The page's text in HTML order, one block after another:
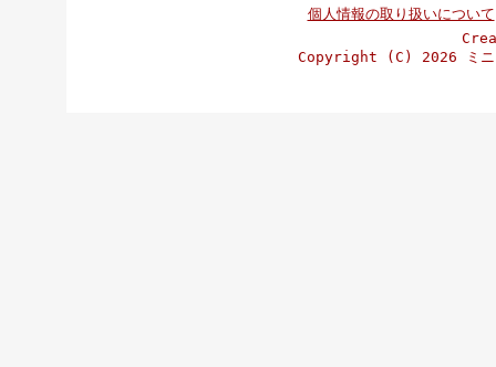
個人情報の取り扱いについて
Copyright (C) 2026 ミ